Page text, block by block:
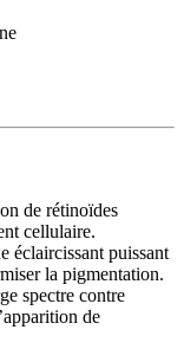
de rétinoïdes
cellulaire.
éclaircissant puissant
la pigmentation.
spectre contre
de